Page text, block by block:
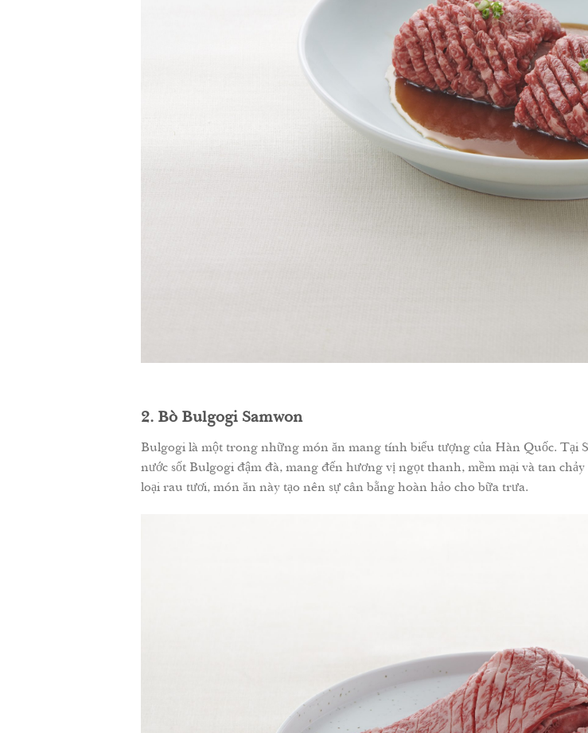
2. Bò Bulgogi Samwon
Bulgogi là một trong những món ăn mang tính biểu tượng của Hàn Quốc. Tại
nước sốt Bulgogi đậm đà, mang đến hương vị ngọt thanh, mềm mại và tan
loại rau tươi, món ăn này tạo nên sự cân bằng hoàn hảo cho bữa trưa.